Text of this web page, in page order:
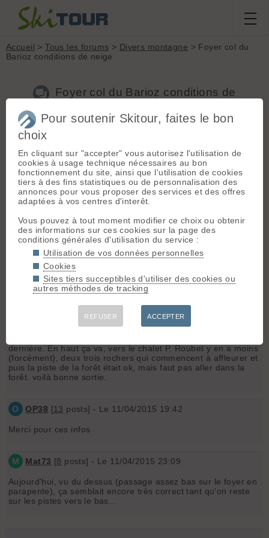
Accueil >Tous les forums > Divers montagne > Foyer col du
Barioz conditions de neige
Foyer col du Barioz conditions de
O
OP38[13posts] - Le 10/04/2015 19:44
Bonjour,
est ce que quelqu'un est allé là bas récemment?
je voudrai vérifier si il y a encore de la neige. La station de ski
nordique est fermée donc je pensai faire redescendre les
enfants par les pistes, mais y-a-t-il de la neige?
Je pense que oui, mais j'aurai aimé une confirmation
Merci d'avance
Olivier
j'y ai été lundi, pour répondre à ta question y avait de la
dernière. En haut ça va, vers le chalet P. Roubet y en a moins
(forcément), deux trois rochers qui commencent à affleurer et
puis la piste de la forêt était ok, mais faut pas aller dans la
forêt. voilà bonne sortie.
O OP38 [13 posts] - Le 11/04/2015 19:42
Merci pour ces infos
M Mat73 [8 posts] - Le 11/04/2015 23:09
Aujourd'hui, vu du dessus (passage assez bas sur le foyer en
parapente), ça semblait encore très correct tant qu'on reste
sur les pistes vers le bas...
Pour soutenir Skitour, faites le bon
choix
En cliquant sur "accepter" vous autorisez l'utilisation de
cookies à usage technique nécessaires au bon
fonctionnement du site, ainsi que l'utilisation de cookies
tiers à des fins statistiques ou de personnalisation des
annonces pour vous proposer des services et des offres
adaptées à vos centres d'interêt.
Vous pouvez à tout moment modifier ce choix ou obtenir
des informations sur ces cookies sur la page des
conditions générales d'utilisation du service :
Utilisation de vos données personnelles
Cookies
Sites tiers succeptibles d'utiliser des cookies ou
autres méthodes de tracking
REFUSER ACCEPTER